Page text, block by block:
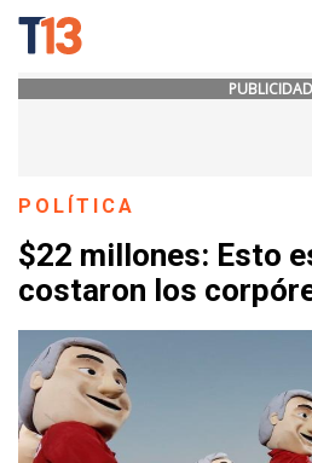
PUBLICIDAD
POLÍTICA
$22 millones: Esto
costaron los